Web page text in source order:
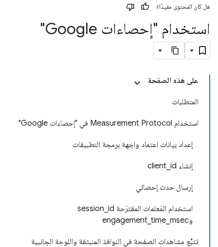
هل كان المحتوى مفيدًا؟
استخدام "إحصاءات Google"
على هذه الصفحة
المتطلبات
استخدام Measurement Protocol في "إحصاءات Google"
إعداد بيانات اعتماد واجهة برمجة التطبيقات
إنشاء client_id
إرسال حدث إحصائي
استخدام المَعلمات المقترَحة session_id
وengagement_time_msec
تتبُّع مشاهدات الصفحة في النوافذ المنبثقة واللوحة الجانبية